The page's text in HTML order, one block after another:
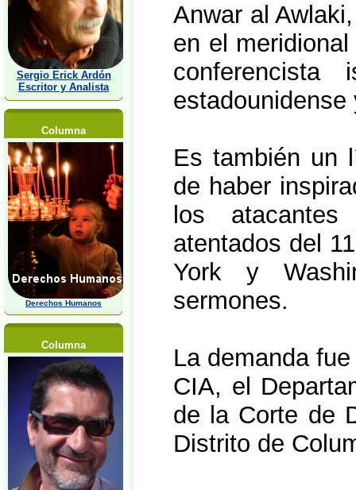
Sergio Erick Ardón
Escritor y Analista
Columna
Derechos Humanos
Columna
Anwar al
en el
conferencista
Es también un
de haber
los
atentados del
York y
sermones.
La demanda
CIA, el
de la Corte de
Distrito de